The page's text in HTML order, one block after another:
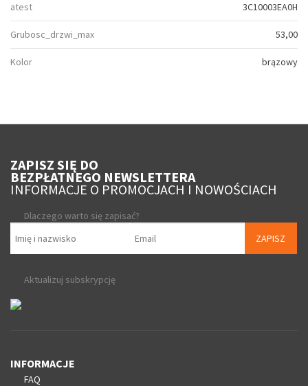
atest 3C10003EA0H
Grubosc_drzwi_max 53,00
Kolor brązowy
ZAPISZ SIĘ DO
BEZPŁATNEGO NEWSLETTERA
INFORMACJE O PROMOCJACH I NOWOŚCIACH
Dlaczego warto się zapisać?
ZAPISZ
Aktualizuj subskrypcję
INFORMACJE
FAQ